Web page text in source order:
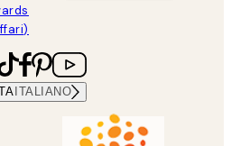
ITALIANO